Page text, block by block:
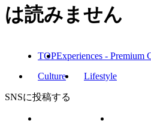
は読みません
TOPExperiences - Premium
Culture
Lifestyle
SNSに投稿する